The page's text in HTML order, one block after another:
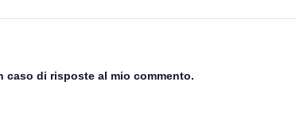
caso di risposte al mio commento.